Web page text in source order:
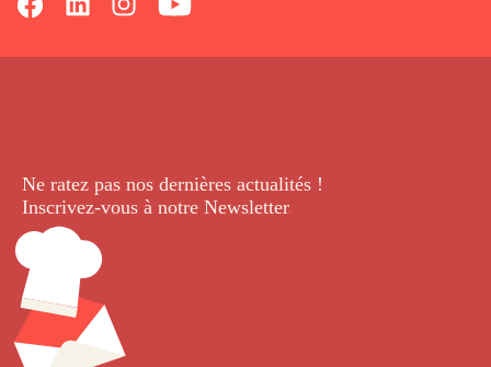
Ne ratez pas nos dernières actualités !
Inscrivez-vous à notre Newsletter.